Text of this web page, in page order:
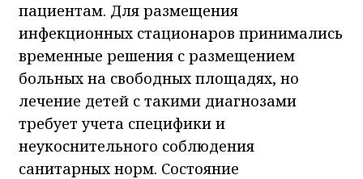
пациентам. Для размещения
инфекционных стационаров принимались
временные решения с размещением
больных на свободных площадях, но
лечение детей с такими диагнозами
требует учета специфики и
неукоснительного соблюдения
санитарных норм. Состояние